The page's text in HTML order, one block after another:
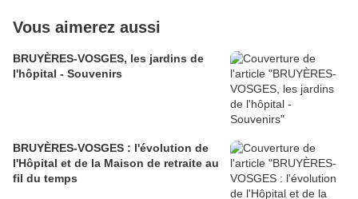
Vous aimerez aussi
BRUYÈRES-VOSGES, les jardins de
l'hôpital - Souvenirs
BRUYÈRES-VOSGES : l'évolution de
l'Hôpital et de la Maison de retraite au
fil du temps